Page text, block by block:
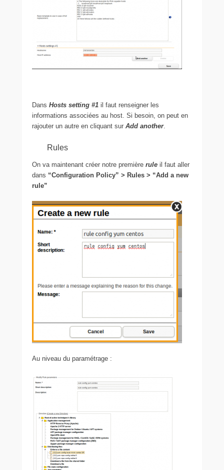
Dans Hosts setting #1 il faut renseigner les
informations associées au host. Si besoin, on peut en
rajouter un autre en cliquant sur Add another.
Rules
On va maintenant créer notre première rule il faut aller
dans “Configuration Policy” > Rules > “Add a new
rule”
Au niveau du paramétrage :